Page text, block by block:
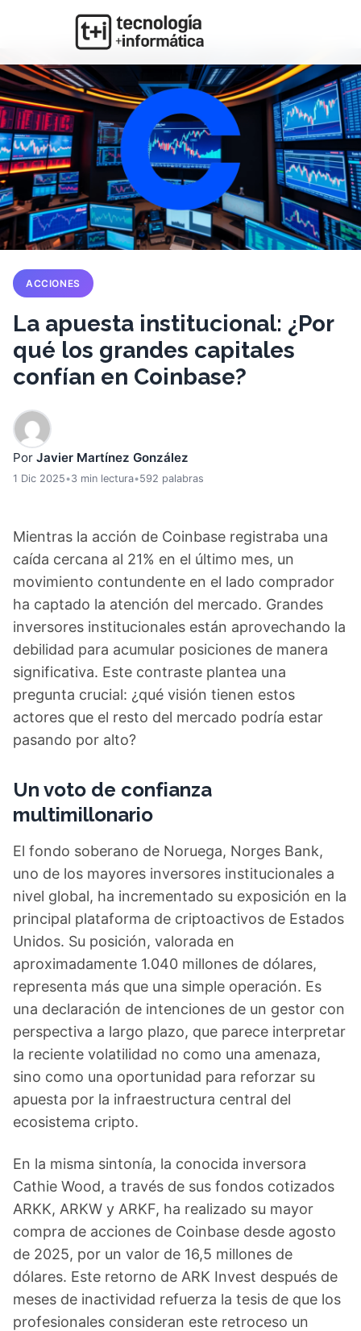
ACCIONES
La apuesta institucional: ¿Por
qué los grandes capitales
confían en Coinbase?
Por Javier Martínez González
1 Dic 2025•3 min lectura•592 palabras
Mientras la acción de Coinbase registraba una
caída cercana al 21% en el último mes, un
movimiento contundente en el lado comprador
ha captado la atención del mercado. Grandes
inversores institucionales están aprovechando la
debilidad para acumular posiciones de manera
significativa. Este contraste plantea una
pregunta crucial: ¿qué visión tienen estos
actores que el resto del mercado podría estar
pasando por alto?
Un voto de confianza
multimillonario
El fondo soberano de Noruega, Norges Bank,
uno de los mayores inversores institucionales a
nivel global, ha incrementado su exposición en la
principal plataforma de criptoactivos de Estados
Unidos. Su posición, valorada en
aproximadamente 1.040 millones de dólares,
representa más que una simple operación. Es
una declaración de intenciones de un gestor con
perspectiva a largo plazo, que parece interpretar
la reciente volatilidad no como una amenaza,
sino como una oportunidad para reforzar su
apuesta por la infraestructura central del
ecosistema cripto.
En la misma sintonía, la conocida inversora
Cathie Wood, a través de sus fondos cotizados
ARKK, ARKW y ARKF, ha realizado su mayor
compra de acciones de Coinbase desde agosto
de 2025, por un valor de 16,5 millones de
dólares. Este retorno de ARK Invest después de
meses de inactividad refuerza la tesis de que los
profesionales consideran este retroceso un